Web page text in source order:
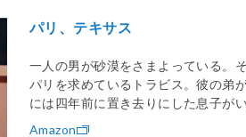
パリ、テキサス
一人の男が砂漠をさまよっている。
パリを求めているトラビス。彼の弟
には四年前に置き去りにした息子がい
Amazon